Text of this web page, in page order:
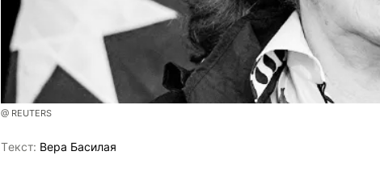
@ REUTERS
Tекст: Вера Басилая